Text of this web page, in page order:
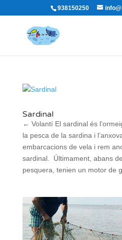
938150250
Sardinal
← Volantí El sardinal és
la pesca de la sardina i
embarcacions de vela i rem
sardinal. Últimament, abans
pesquera, tenien un motor de